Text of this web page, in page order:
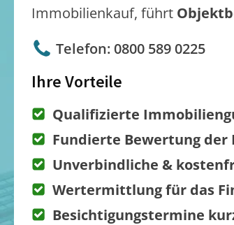
Immobilienkauf, führt
Telefon: 0800 589 0225
Ihre Vorteile
Qualifizierte
Fundierte Bewertung der
Unverbindliche &
Wertermittlung für das
Besichtigungstermine